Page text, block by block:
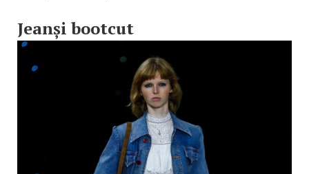
Jeanși bootcut